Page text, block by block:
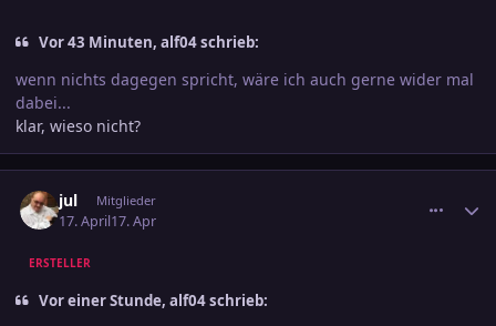
Vor 43 Minuten, alf04 schrieb:
wenn nichts dagegen spricht, wäre ich auch gerne wider mal
dabei...
klar, wieso nicht?
jul Mitglieder
17. April17. Apr
ERSTELLER
Vor einer Stunde, alf04 schrieb: